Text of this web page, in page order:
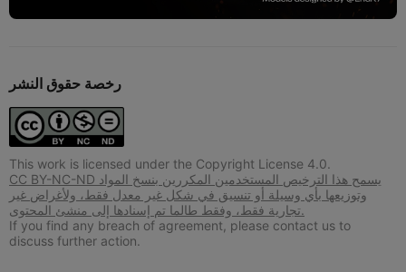
رخصة حقوق النشر
This work is licensed under the Copyright License 4.0.
CC BY-NC-ND يسمح هذا الترخيص المستخدمين المكررين بنسخ المواد
وتوزيعها بأي وسيلة أو تنسيق في شكل غير معدل فقط، ولأغراض غير
تجارية فقط، وفقط طالما تم إسنادها إلى منشئ المحتوى.
If you find any breach of agreement, please contact us to
discuss further action.